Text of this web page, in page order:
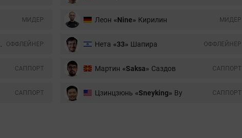
МИДЕР
ОФФЛЕЙНЕР
CАППОРТ
CАППОРТ
Леон «Nine» Кирилин МИДЕР
Нета «33» Шапира ОФФЛЕЙНЕР
Мартин «Saksa» Саздов CАППОРТ
Цзинцзюнь «Sneyking» Ву CАППОРТ